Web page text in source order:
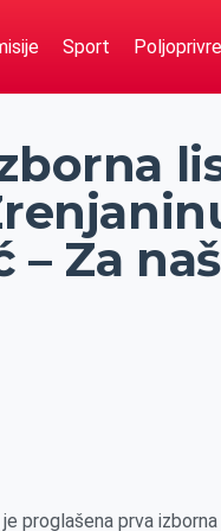
Sport
Za
proglašena prva